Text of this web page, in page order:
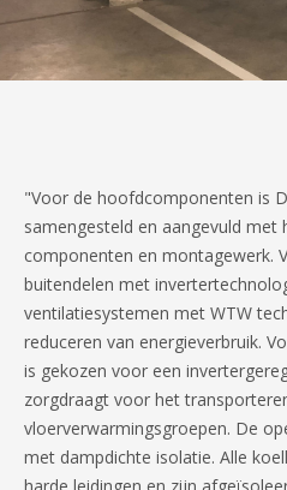
"Voor de hoofdcomponenten is
samengesteld en aangevuld met
componenten en montagewerk.
buitendelen met
ventilatiesystemen met WTW
reduceren van energieverbruik.
is gekozen voor een
zorgdraagt voor het
vloerverwarmingsgroepen. De
met dampdichte isolatie. Alle